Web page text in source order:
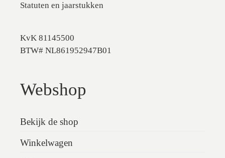
Statuten en jaarstukken
KvK 81145500
BTW# NL861952947B01
Webshop
Bekijk de shop
Winkelwagen